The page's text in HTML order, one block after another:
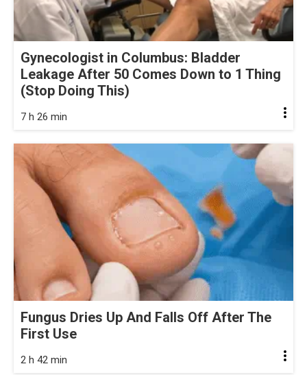
Gynecologist in Columbus: Bladder
Leakage After 50 Comes Down to 1 Thing
(Stop Doing This)
7 h 26 min
Fungus Dries Up And Falls Off After The
First Use
2 h 42 min